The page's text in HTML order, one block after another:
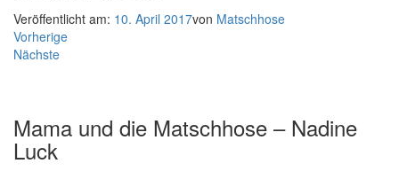
Veröffentlicht am: 10. April 2017von Matschhose
Vorherige
Nächste
Mama und die Matschhose – Nadine
Luck